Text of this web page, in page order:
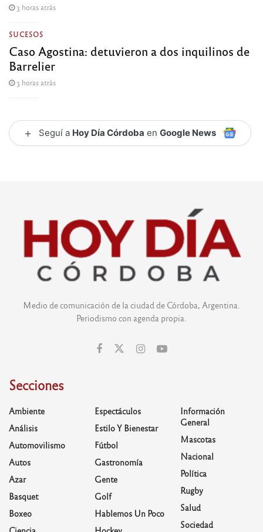
3 horas atrás
SUCESOS
Caso Agostina: detuvieron a dos inquilinos de
Barrelier
3 horas atrás
+ Seguí a Hoy Día Córdoba en Google News
Medio de comunicación de la ciudad de Córdoba, Argentina.
Periodismo con agenda propia.
Secciones
Ambiente
Análisis
Automovilismo
Autos
Azar
Basquet
Boxeo
Espectáculos
Estilo Y Bienestar
Fútbol
Gastronomía
Gente
Golf
Hablemos Un Poco
Información
General
Mascotas
Nacional
Política
Rugby
Salud
Sociedad